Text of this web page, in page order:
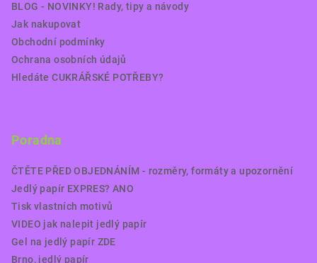
BLOG - NOVINKY! Rady, tipy a návody
Jak nakupovat
Obchodní podmínky
Ochrana osobních údajů
Hledáte CUKRÁŘSKÉ POTŘEBY?
Poradna
ČTĚTE PŘED OBJEDNÁNÍM - rozměry, formáty a upozornění
Jedlý papír EXPRES? ANO
Tisk vlastních motivů
VIDEO jak nalepit jedlý papír
Gel na jedlý papír ZDE
Brno, jedlý papír